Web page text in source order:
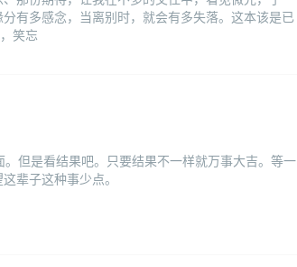
有多感念，当离别时，就会有多失落。这本该是已
笑忘
但是看结果吧。只要结果不一样就万事大吉。等一
辈子这种事少点。